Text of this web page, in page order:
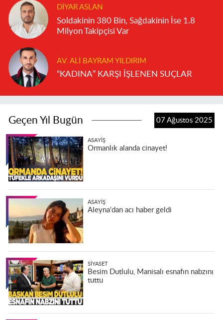
DIYAR ASLAN
Soldakinin 380 Bin, Sağdakinin İse 1.8
Milyon Takipçisi Var
AV. ALI BAYRAM YILDIRIM
“KADINA” KARŞI İŞLENEN SUÇLAR
Geçen Yıl Bugün 07 Ağustos 2025
ASAYIŞ
Ormanlık alanda cinayet!
ASAYIŞ
Aleyna'dan acı haber geldi
SIYASET
Besim Dutlulu, Manisalı esnafın nabzını
tuttu